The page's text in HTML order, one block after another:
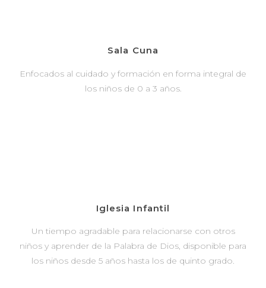
Sala Cuna
Enfocados al cuidado y formación en forma integral de
los niños de 0 a 3 años.
Iglesia Infantil
Un tiempo agradable para relacionarse con otros
niños y aprender de la Palabra de Dios, disponible para
los niños desde 5 años hasta los de quinto grado.